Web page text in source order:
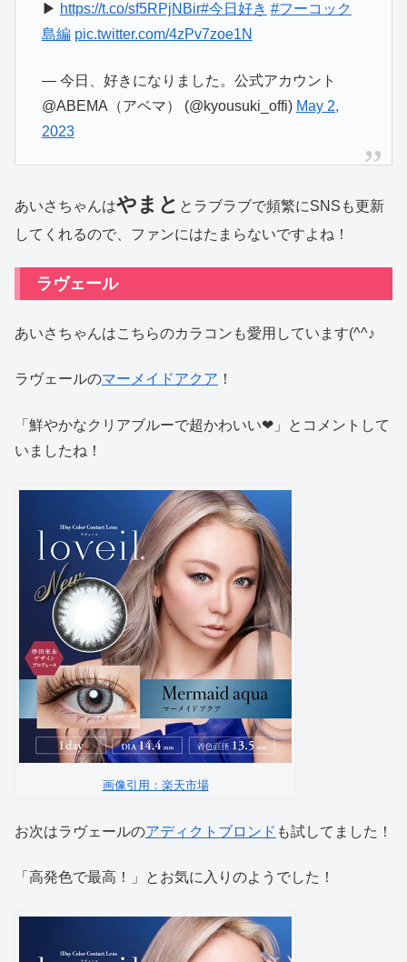
▶︎ https://t.co/sf5RPjNBir#今日好き #フーコック
島編 pic.twitter.com/4zPv7zoe1N
— 今日、好きになりました。公式アカウント
@ABEMA（アベマ） (@kyousuki_offi) May 2,
2023
あいさちゃんはやまと とラブラブで頻繁にSNSも更新
してくれるので、ファンにはたまらないですよね！
ラヴェール
あいさちゃんはこちらのカラコンも愛用しています(^^♪
ラヴェールのマーメイドアクア ！
「鮮やかなクリアブルーで超かわいい❤」とコメントして
いましたね！
画像引用：楽天市場
お次はラヴェールのアディクトブロンド も試してました！
「高発色で最高！」とお気に入りのようでした！